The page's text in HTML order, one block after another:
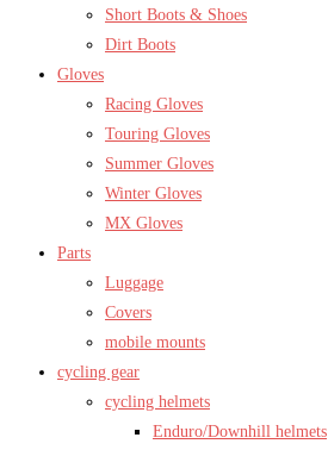
Short Boots & Shoes
Dirt Boots
Gloves
Racing Gloves
Touring Gloves
Summer Gloves
Winter Gloves
MX Gloves
Parts
Luggage
Covers
mobile mounts
cycling gear
cycling helmets
Enduro/Downhill helmets